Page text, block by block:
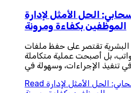
الحل الأمثل لإدارة
الموظفين بكفاءة ومرونة
البشرية تقتصر على حفظ ملفات
بل أصبحت عملية متكاملة
تنفيذ الإجراءات، وسهولة في
Read الحل الأمثل لإدارة